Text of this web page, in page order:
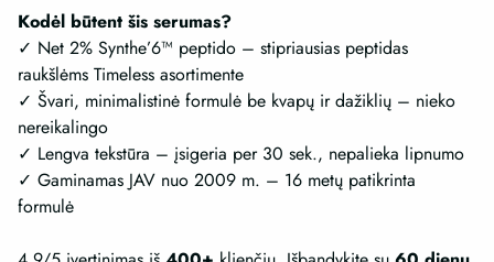
Kodėl būtent šis serumas?
✓ Net 2% Synthe’6™ peptido – stipriausias peptidas
raukšlėms Timeless asortimente
✓ Švari, minimalistinė formulė be kvapų ir dažiklių – nieko
nereikalingo
✓ Lengva tekstūra – įsigeria per 30 sek., nepalieka lipnumo
✓ Gaminamas JAV nuo 2009 m. – 16 metų patikrinta
formulė